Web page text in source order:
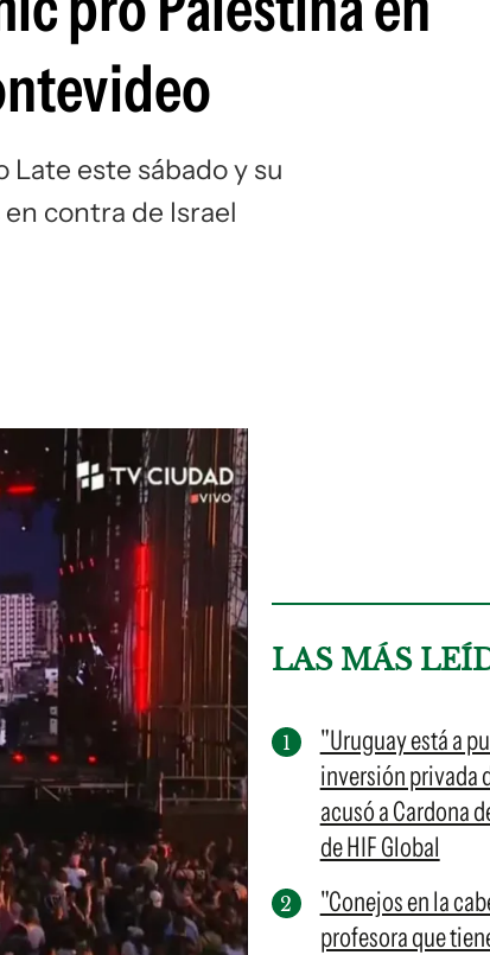
este sábado y su
contra de Israel
LAS MÁS
"Uruguay está a
inversión privada
acusó a Cardona
de HIF Global
"Conejos en la
profesora que